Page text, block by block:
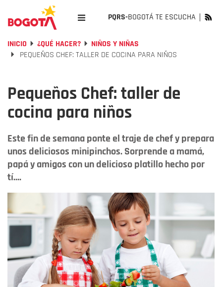
PQRS-BOGOTÁ TE ESCUCHA
INICIO ¿QUÉ HACER?
NIÑOS Y NIÑAS
PEQUEÑOS CHEF: TALLER DE COCINA PARA NIÑOS
Pequeños Chef: taller de
cocina para niños
Este fin de semana ponte el traje de chef y prepara
unos deliciosos minipinchos. Sorprende a mamá,
papá y amigos con un delicioso platillo hecho por
tí....